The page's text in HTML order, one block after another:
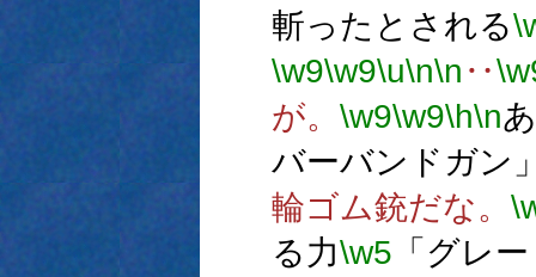
斬ったとされる
\w9\w9\u\n\n ‥
が。 \w9\w9\h\n
バーバンドガン
輪ゴム銃だな。
る力\w5 「グレ